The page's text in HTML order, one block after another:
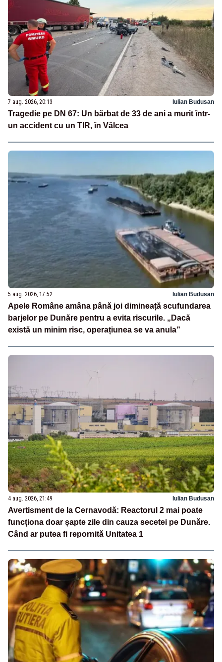
7 aug. 2026, 20:13 Iulian Budusan
Tragedie pe DN 67: Un bărbat de 33 de ani a murit într-
un accident cu un TIR, în Vâlcea
5 aug. 2026, 17:52 Iulian Budusan
Apele Române amâna până joi dimineață scufundarea
barjelor pe Dunăre pentru a evita riscurile. „Dacă
există un minim risc, operațiunea se va anula”
4 aug. 2026, 21:49 Iulian Budusan
Avertisment de la Cernavodă: Reactorul 2 mai poate
funcționa doar șapte zile din cauza secetei pe Dunăre.
Când ar putea fi repornită Unitatea 1